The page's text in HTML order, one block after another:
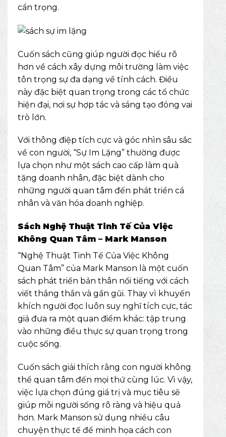
cẩn trọng.
Cuốn sách cũng giúp người đọc hiểu rõ
hơn về cách xây dựng môi trường làm việc
tôn trọng sự đa dạng về tính cách. Điều
này đặc biệt quan trọng trong các tổ chức
hiện đại, nơi sự hợp tác và sáng tạo đóng vai
trò lớn.
Với thông điệp tích cực và góc nhìn sâu sắc
về con người, “Sự Im Lặng” thường được
lựa chọn như một sách cao cấp làm quà
tặng doanh nhân, đặc biệt dành cho
những người quan tâm đến phát triển cá
nhân và văn hóa doanh nghiệp.
Sách Nghệ Thuật Tinh Tế Của Việc
Không Quan Tâm – Mark Manson
“Nghệ Thuật Tinh Tế Của Việc Không
Quan Tâm” của Mark Manson là một cuốn
sách phát triển bản thân nổi tiếng với cách
viết thẳng thắn và gần gũi. Thay vì khuyến
khích người đọc luôn suy nghĩ tích cực, tác
giả đưa ra một quan điểm khác: tập trung
vào những điều thực sự quan trọng trong
cuộc sống.
Cuốn sách giải thích rằng con người không
thể quan tâm đến mọi thứ cùng lúc. Vì vậy,
việc lựa chọn đúng giá trị và mục tiêu sẽ
giúp mỗi người sống rõ ràng và hiệu quả
hơn. Mark Manson sử dụng nhiều câu
chuyện thực tế để minh họa cách con